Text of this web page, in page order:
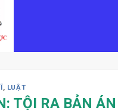
, LUẬT
TỘI RA BẢN